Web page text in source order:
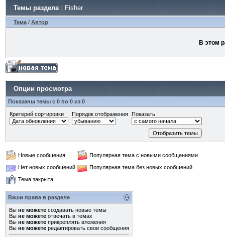
Темы раздела: Fisher
Тема / Автор
В этом
Опции просмотра
Показаны темы с 0 по 0 из 0
Критерий сортировки Порядок отображения Показать
Новые сообщения
Популярная тема с новыми сообщениями
Нет новых сообщений
Популярная тема без новых сообщений
Тема закрыта
Ваши права в разделе
Вы не можете создавать новые темы
Вы не можете отвечать в темах
Вы не можете прикреплять вложения
Вы не можете редактировать свои сообщения